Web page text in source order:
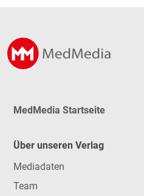
MedMedia Startseite
Über unseren Verlag
Mediadaten
Team